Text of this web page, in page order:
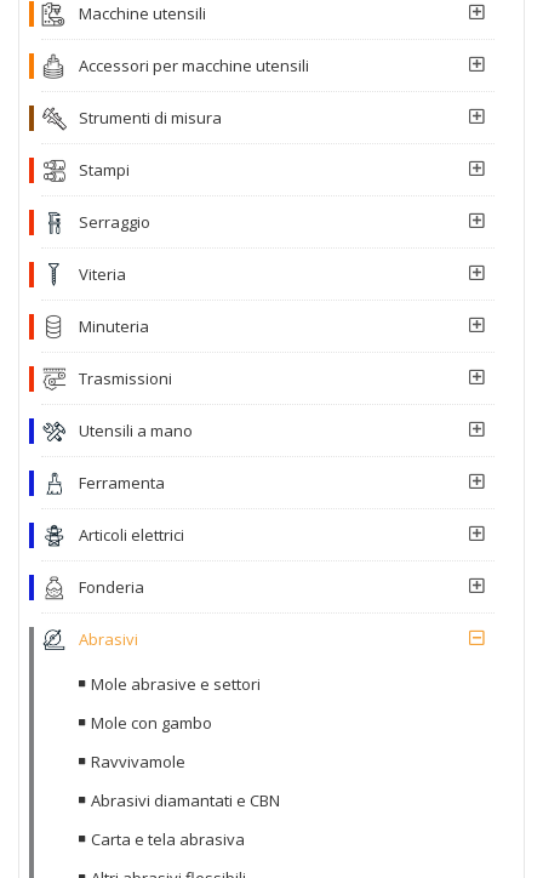
Macchine utensili
Accessori per macchine utensili
Strumenti di misura
Stampi
Serraggio
Viteria
Minuteria
Trasmissioni
Utensili a mano
Ferramenta
Articoli elettrici
Fonderia
Abrasivi
Mole abrasive e settori
Mole con gambo
Ravvivamole
Abrasivi diamantati e CBN
Carta e tela abrasiva